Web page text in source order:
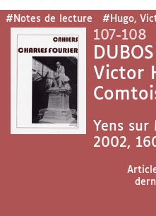
#Notes de lecture #Hugo,
107-108
Victor
Yens sur
2002,